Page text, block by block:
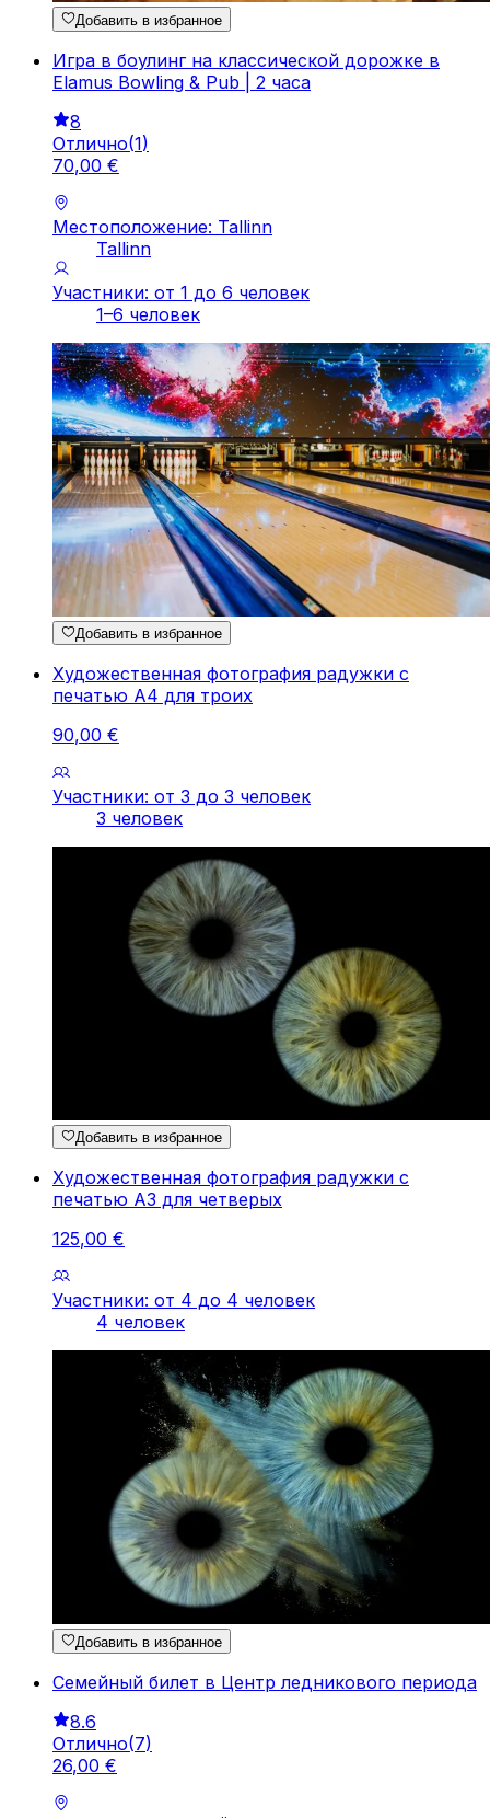
Добавить в избранное
Игра в боулинг на классической дорожке в
Elamus Bowling & Pub | 2 часа
8
Отлично(1)
70,00 €
Местоположение: Tallinn
Tallinn
Участники: от 1 до 6 человек
1–6 человек
Добавить в избранное
Художественная фотография радужки с
печатью A4 для троих
90,00 €
Участники: от 3 до 3 человек
3 человек
Добавить в избранное
Художественная фотография радужки с
печатью A3 для четверых
125,00 €
Участники: от 4 до 4 человек
4 человек
Добавить в избранное
Семейный билет в Центр ледникового периода
8.6
Отлично(7)
26,00 €